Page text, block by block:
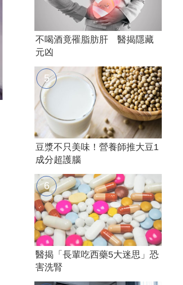
不喝酒竟罹脂肪肝 醫揭隱藏
元凶
豆漿不只美味！營養師推大豆1
成分超護腦
醫揭「長輩吃西藥5大迷思」恐
害洗腎